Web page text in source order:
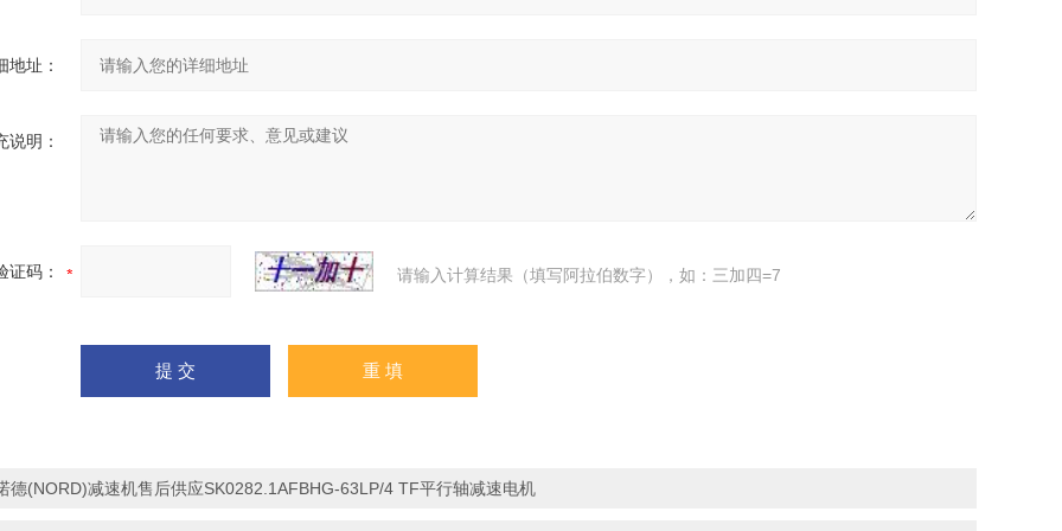
地址：
说明：
证码： 请输入计算结果（填写阿拉伯数字），如：三加四=7
德(NORD)减速机售后供应SK0282.1AFBHG-63LP/4 TF平行轴减速电机